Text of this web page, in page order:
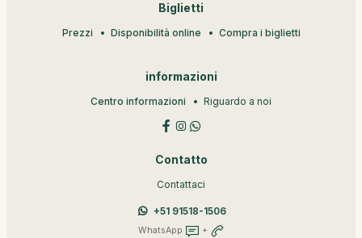
Biglietti
Prezzi Disponibilità online Compra i biglietti
informazioni
Centro informazioni Riguardo a noi
Contatto
Contattaci
+51 91518-1506
WhatsApp +